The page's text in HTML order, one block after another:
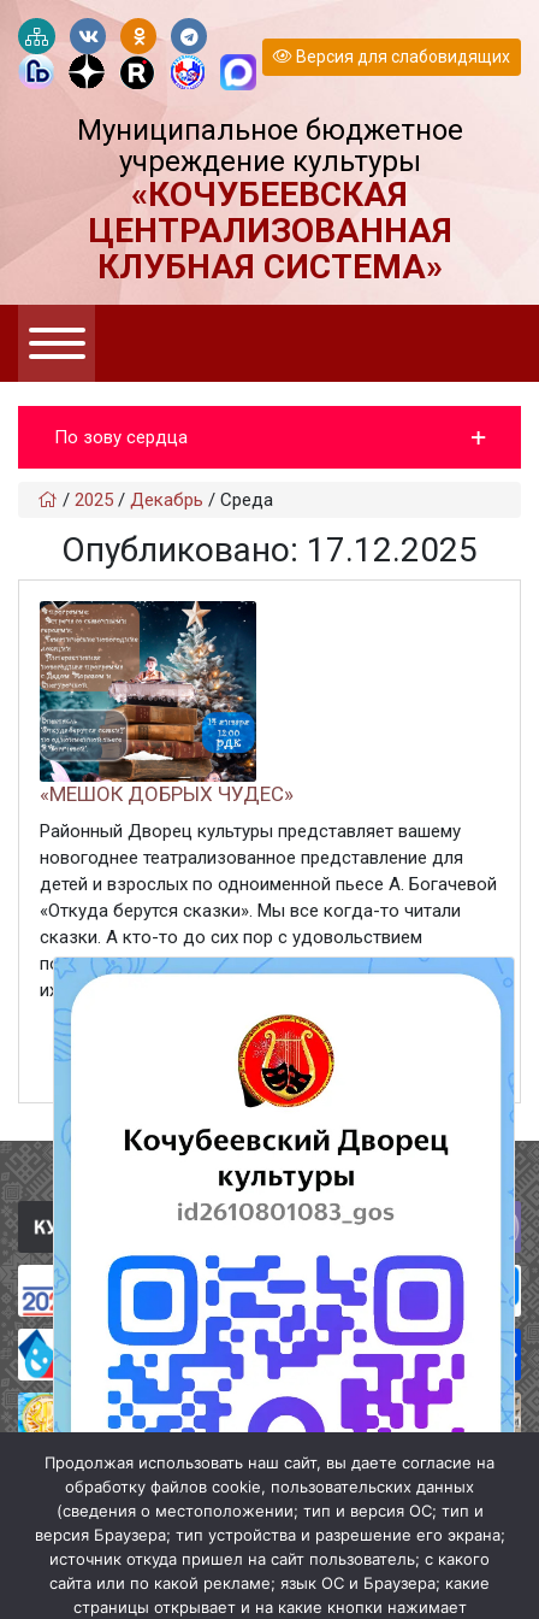
Версия для слабовидящих
Муниципальное бюджетное
учреждение культуры
«КОЧУБЕЕВСКАЯ
ЦЕНТРАЛИЗОВАННАЯ
КЛУБНАЯ СИСТЕМА»
По зову сердца
/ 2025 / Декабрь / Среда
Опубликовано: 17.12.2025
«МЕШОК ДОБРЫХ ЧУДЕС»
Районный Дворец культуры представляет вашему
новогоднее театрализованное представление для
детей и взрослых по одноименной пьесе А. Богачевой
«Откуда берутся сказки». Мы все когда-то читали
сказки. А кто-то до сих пор с удовольствием
погружается в мир фантазий, читая или рассказывая
их своим детям ...
Полезные ссылки
Продолжая использовать наш сайт, вы даете согласие на
обработку файлов cookie, пользовательских данных
(сведения о местоположении; тип и версия ОС; тип и
версия Браузера; тип устройства и разрешение его экрана;
источник откуда пришел на сайт пользователь; с какого
сайта или по какой рекламе; язык ОС и Браузера; какие
страницы открывает и на какие кнопки нажимает